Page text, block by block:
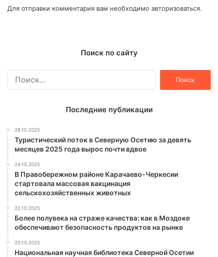
Для отправки комментария вам необходимо авторизоваться.
Поиск по сайту
Последние публикации
28.10.2025
Туристический поток в Северную Осетию за девять
месяцев 2025 года вырос почти вдвое
24.10.2025
В Правобережном районе Карачаево-Черкесии
стартовала массовая вакцинация
сельскохозяйственных животных
22.10.2025
Более полувека на страже качества: как в Моздоке
обеспечивают безопасность продуктов на рынке
20.10.2025
Национальная научная библиотека Северной Осетии